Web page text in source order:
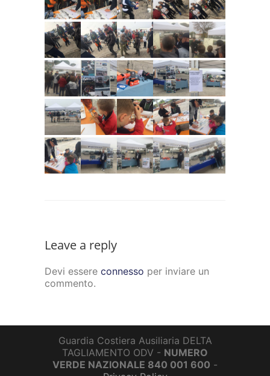
Leave a reply
Devi essere connesso per inviare un
commento.
Guardia Costiera Ausiliaria DELTA
TAGLIAMENTO ODV - NUMERO
VERDE NAZIONALE 840 001 600 -